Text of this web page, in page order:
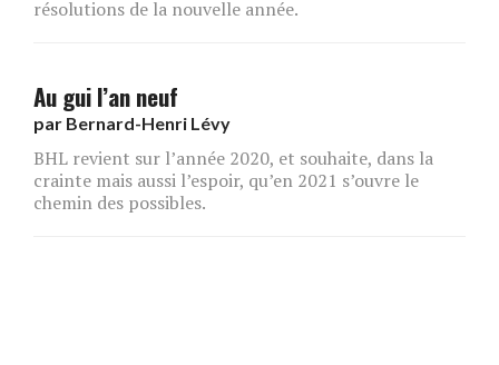
résolutions de la nouvelle année.
Au gui l’an neuf
par Bernard-Henri Lévy
BHL revient sur l’année 2020, et souhaite, dans la
crainte mais aussi l’espoir, qu’en 2021 s’ouvre le
chemin des possibles.